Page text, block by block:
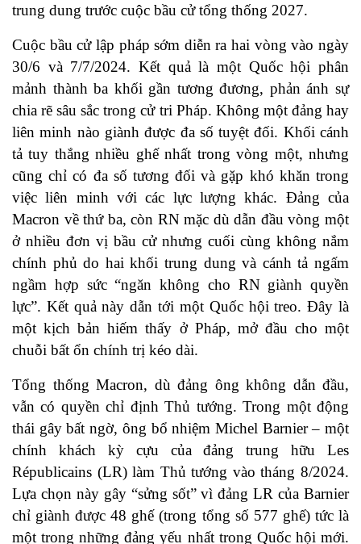
trung dung trước cuộc bầu cử tổng thống 2027.
Cuộc bầu cử lập pháp sớm diễn ra hai vòng vào ngày
30/6 và 7/7/2024. Kết quả là một Quốc hội phân
mảnh thành ba khối gần tương đương, phản ánh sự
chia rẽ sâu sắc trong cử tri Pháp. Không một đảng hay
liên minh nào giành được đa số tuyệt đối. Khối cánh
tả tuy thắng nhiều ghế nhất trong vòng một, nhưng
cũng chỉ có đa số tương đối và gặp khó khăn trong
việc liên minh với các lực lượng khác. Đảng của
Macron về thứ ba, còn RN mặc dù dẫn đầu vòng một
ở nhiều đơn vị bầu cử nhưng cuối cùng không nắm
chính phủ do hai khối trung dung và cánh tả ngấm
ngầm hợp sức “ngăn không cho RN giành quyền
lực”. Kết quả này dẫn tới một Quốc hội treo. Đây là
một kịch bản hiếm thấy ở Pháp, mở đầu cho một
chuỗi bất ổn chính trị kéo dài.
Tổng thống Macron, dù đảng ông không dẫn đầu,
vẫn có quyền chỉ định Thủ tướng. Trong một động
thái gây bất ngờ, ông bổ nhiệm Michel Barnier – một
chính khách kỳ cựu của đảng trung hữu Les
Républicains (LR) làm Thủ tướng vào tháng 8/2024.
Lựa chọn này gây “sửng sốt” vì đảng LR của Barnier
chỉ giành được 48 ghế (trong tổng số 577 ghế) tức là
một trong những đảng yếu nhất trong Quốc hội mới.